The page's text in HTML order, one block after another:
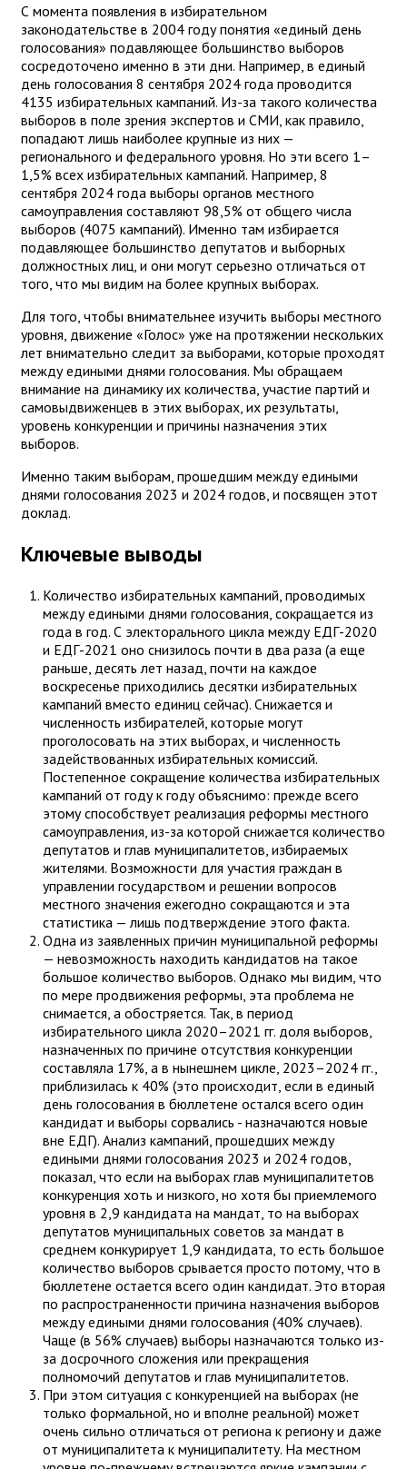
С момента появления в избирательном
законодательстве в 2004 году понятия «единый день
голосования» подавляющее большинство выборов
сосредоточено именно в эти дни. Например, в единый
день голосования 8 сентября 2024 года проводится
4135 избирательных кампаний. Из-за такого количества
выборов в поле зрения экспертов и СМИ, как правило,
попадают лишь наиболее крупные из них —
регионального и федерального уровня. Но эти всего 1–
1,5% всех избирательных кампаний. Например, 8
сентября 2024 года выборы органов местного
самоуправления составляют 98,5% от общего числа
выборов (4075 кампаний). Именно там избирается
подавляющее большинство депутатов и выборных
должностных лиц, и они могут серьезно отличаться от
того, что мы видим на более крупных выборах.
Для того, чтобы внимательнее изучить выборы местного
уровня, движение «Голос» уже на протяжении нескольких
лет внимательно следит за выборами, которые проходят
между едиными днями голосования. Мы обращаем
внимание на динамику их количества, участие партий и
самовыдвиженцев в этих выборах, их результаты,
уровень конкуренции и причины назначения этих
выборов.
Именно таким выборам, прошедшим между едиными
днями голосования 2023 и 2024 годов, и посвящен этот
доклад.
Ключевые выводы
Количество избирательных кампаний, проводимых
между едиными днями голосования, сокращается из
года в год. С электорального цикла между ЕДГ-2020
и ЕДГ-2021 оно снизилось почти в два раза (а еще
раньше, десять лет назад, почти на каждое
воскресенье приходились десятки избирательных
кампаний вместо единиц сейчас). Снижается и
численность избирателей, которые могут
проголосовать на этих выборах, и численность
задействованных избирательных комиссий.
Постепенное сокращение количества избирательных
кампаний от году к году объяснимо: прежде всего
этому способствует реализация реформы местного
самоуправления, из-за которой снижается количество
депутатов и глав муниципалитетов, избираемых
жителями. Возможности для участия граждан в
управлении государством и решении вопросов
местного значения ежегодно сокращаются и эта
статистика — лишь подтверждение этого факта.
Одна из заявленных причин муниципальной реформы
— невозможность находить кандидатов на такое
большое количество выборов. Однако мы видим, что
по мере продвижения реформы, эта проблема не
снимается, а обостряется. Так, в период
избирательного цикла 2020–2021 гг. доля выборов,
назначенных по причине отсутствия конкуренции
составляла 17%, а в нынешнем цикле, 2023–2024 гг.,
приблизилась к 40% (это происходит, если в единый
день голосования в бюллетене остался всего один
кандидат и выборы сорвались - назначаются новые
вне ЕДГ). Анализ кампаний, прошедших между
едиными днями голосования 2023 и 2024 годов,
показал, что если на выборах глав муниципалитетов
конкуренция хоть и низкого, но хотя бы приемлемого
уровня в 2,9 кандидата на мандат, то на выборах
депутатов муниципальных советов за мандат в
среднем конкурирует 1,9 кандидата, то есть большое
количество выборов срывается просто потому, что в
бюллетене остается всего один кандидат. Это вторая
по распространенности причина назначения выборов
между едиными днями голосования (40% случаев).
Чаще (в 56% случаев) выборы назначаются только из-
за досрочного сложения или прекращения
полномочий депутатов и глав муниципалитетов.
При этом ситуация с конкуренцией на выборах (не
только формальной, но и вполне реальной) может
очень сильно отличаться от региона к региону и даже
от муниципалитета к муниципалитету. На местном